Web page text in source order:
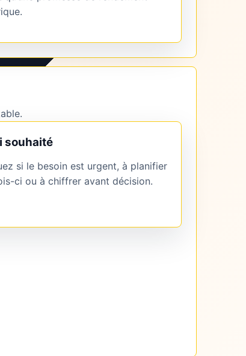
souhaité
si le besoin est urgent, à planifier
ci ou à chiffrer avant décision.